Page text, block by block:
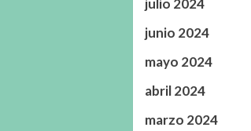
julio 2024
junio 2024
mayo 2024
abril 2024
marzo 2024